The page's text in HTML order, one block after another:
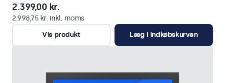
2.399,00 kr.
2.998,75 kr. inkl. moms
Vis produkt
Læg i indkøbskurven